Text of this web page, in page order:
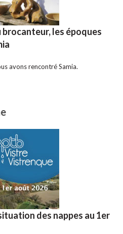
les époques
avons rencontré Samia.
des nappes au 1er